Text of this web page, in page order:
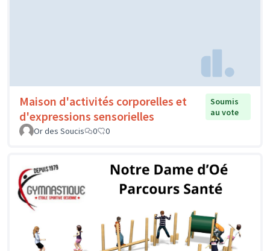
Maison d'activités corporelles et
d'expressions sensorielles
Soumis
au vote
Or des Soucis
0 0